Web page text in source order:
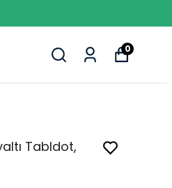
0
Tabldot,